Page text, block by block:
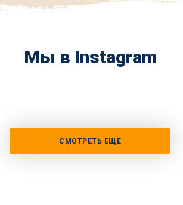
Мы в Instagram
СМОТРЕТЬ ЕЩЕ